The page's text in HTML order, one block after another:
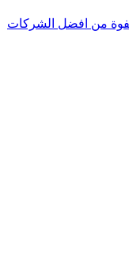
من افضل الشركات